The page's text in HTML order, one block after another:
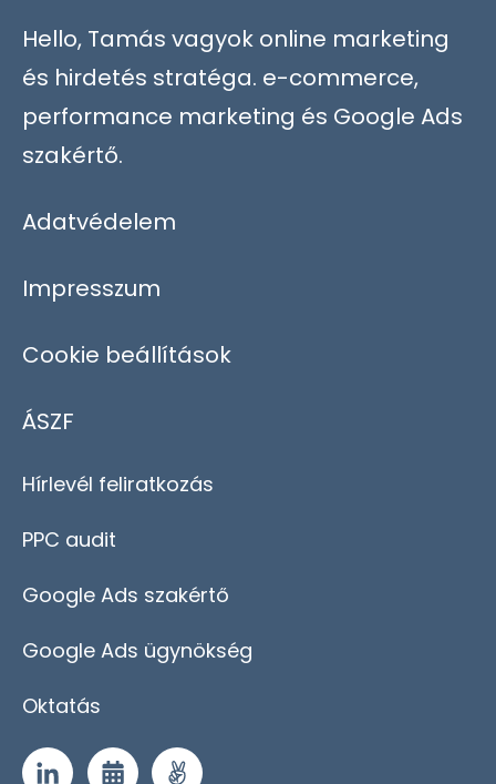
Hello, Tamás vagyok online marketing
és hirdetés stratéga. e-commerce,
performance marketing és Google Ads
szakértő.
Adatvédelem
Impresszum
Cookie beállítások
ÁSZF
Hírlevél feliratkozás
PPC audit
Google Ads szakértő
Google Ads ügynökség
Oktatás